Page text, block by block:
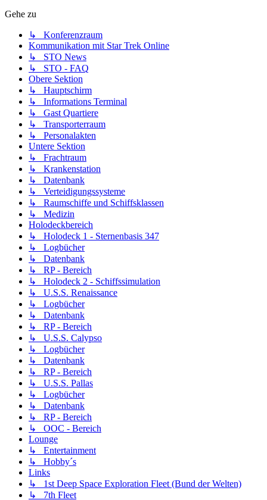
Gehe zu
↳ Konferenzraum
Kommunikation mit Star Trek Online
↳ STO News
↳ STO - FAQ
Obere Sektion
↳ Hauptschirm
↳ Informations Terminal
↳ Gast Quartiere
↳ Transporterraum
↳ Personalakten
Untere Sektion
↳ Frachtraum
↳ Krankenstation
↳ Datenbank
↳ Verteidigungssysteme
↳ Raumschiffe und Schiffsklassen
↳ Medizin
Holodeckbereich
↳ Holodeck 1 - Sternenbasis 347
↳ Logbücher
↳ Datenbank
↳ RP - Bereich
↳ Holodeck 2 - Schiffssimulation
↳ U.S.S. Renaissance
↳ Logbücher
↳ Datenbank
↳ RP - Bereich
↳ U.S.S. Calypso
↳ Logbücher
↳ Datenbank
↳ RP - Bereich
↳ U.S.S. Pallas
↳ Logbücher
↳ Datenbank
↳ RP - Bereich
↳ OOC - Bereich
Lounge
↳ Entertainment
↳ Hobby´s
Links
↳ 1st Deep Space Exploration Fleet (Bund der Welten)
↳ 7th Fleet